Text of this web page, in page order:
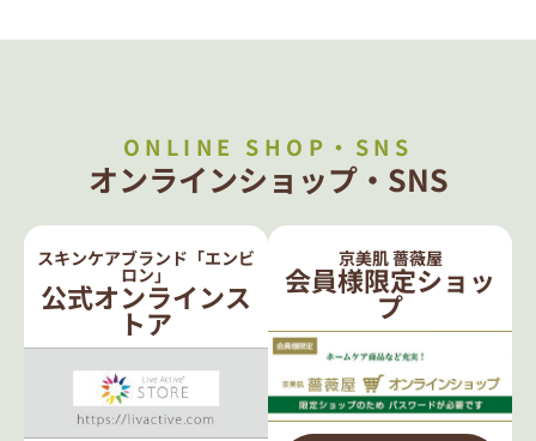
ONLINE SHOP・SNS
オンラインショップ・SNS
スキンケアブランド「エンビ
ロン」
公式オンラインス
トア
京美肌 薔薇屋
会員様限定ショッ
プ